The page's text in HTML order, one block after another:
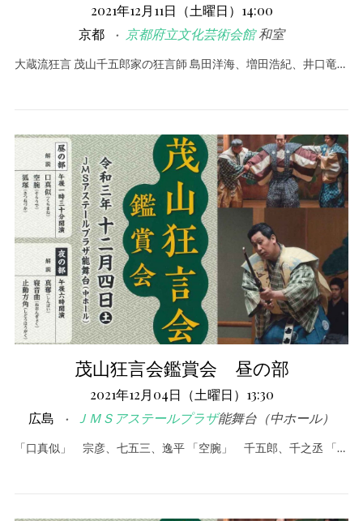
2021年12月11日（土曜日）14:00
京都
京都府立文化芸術会館和室
大蔵流狂言 茂山千五郎家の狂言師 島田洋海、増田浩紀、井口竜…
茂山狂言会鑑賞会 昼の部
2021年12月04日（土曜日）13:30
広島
ＪＭＳアステールプラザ能舞台（中ホール）
「口真似」 宗彦、七五三、逸平 「空腕」 千五郎、千之丞 「…